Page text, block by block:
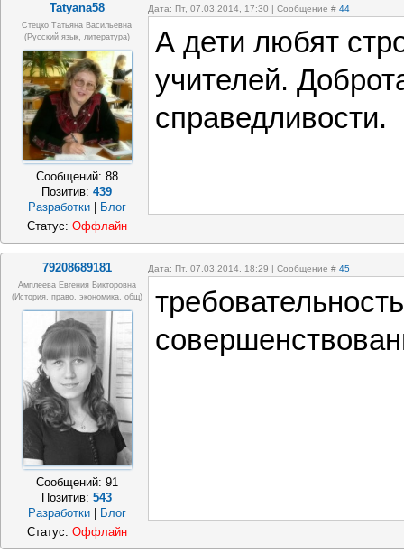
Tatyana58 Дата: Пт, 07.03.2014, 17:30 | Сообщение # 44
Стецко Татьяна Васильевна
(русский язык, литература)
Сообщений: 88
Позитив:439
Разработки
Блог
А дети любят
учителей.
справедливости.
Статус: Оффлайн
79208689181 Дата: Пт, 07.03.2014, 18:29 | Сообщение # 45
Амплеева Евгения Викторовна
(история, право, экономика, общ)
Сообщений: 91
Позитив:543
Разработки
Блог
Статус: Оффлайн